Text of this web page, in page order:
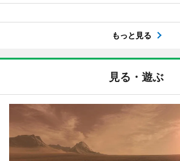
もっと見る
見る・遊ぶ